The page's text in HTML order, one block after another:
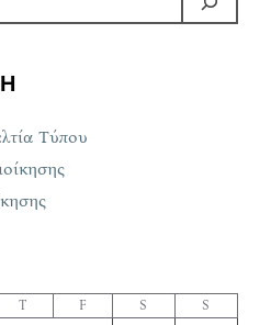
Τύπου
T F S S